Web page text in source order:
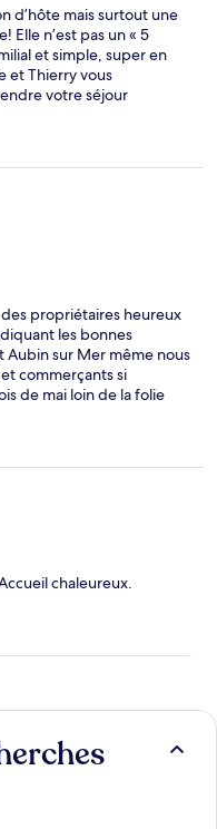
d’hôte mais surtout une
Elle n’est pas un « 5
et simple, super en
et Thierry vous
votre séjour
une centaine de mètres
propriétaires heureux
les bonnes
Aubin sur Mer même nous
commerçants si
de mai loin de la folie
chaleureux.